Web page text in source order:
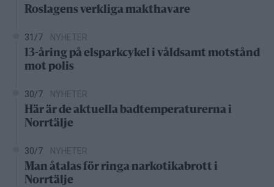
Roslagens verkliga makthavare
31/7 NYHETER
13-åring på elsparkcykel i våldsamt motstånd
mot polis
30/7 NYHETER
Här är de aktuella badtemperaturerna i
Norrtälje
30/7 NYHETER
Man åtalas för ringa narkotikabrott i
Norrtälje